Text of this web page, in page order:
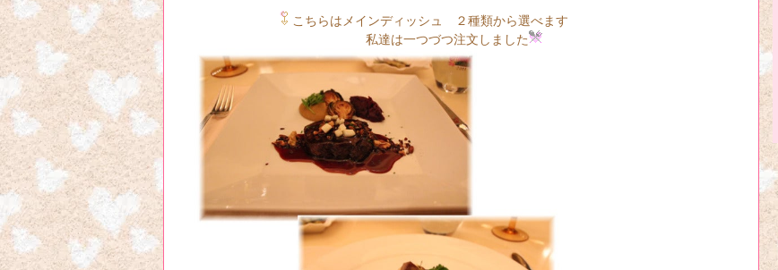
こちらはメインディッシュ ２種類から選べます
私達は一つづつ注文しました